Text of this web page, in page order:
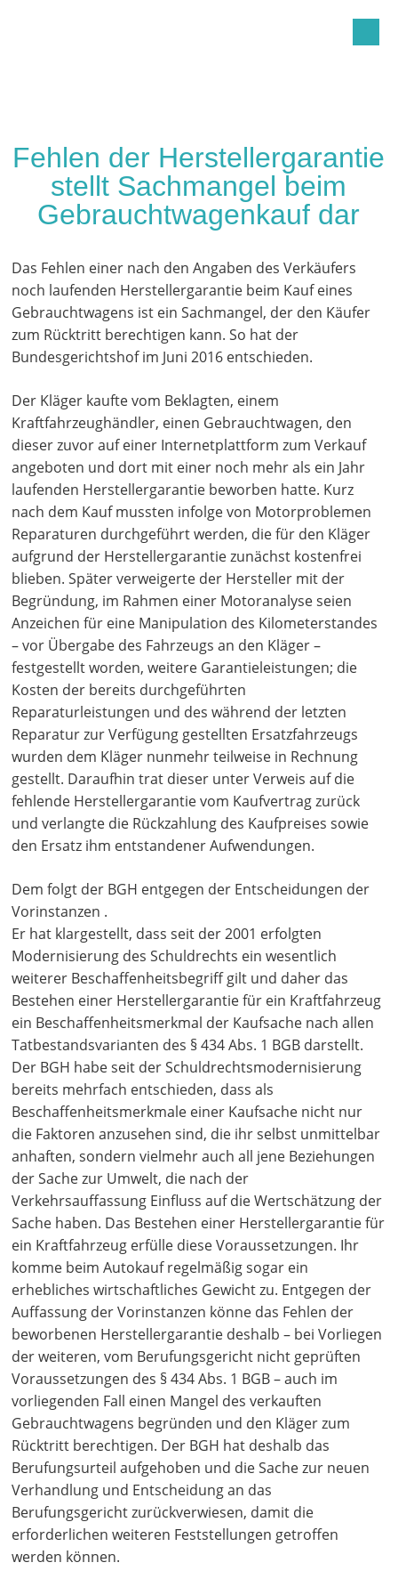
Fehlen der Herstellergarantie
stellt Sachmangel beim
Gebrauchtwagenkauf dar
Das Fehlen einer nach den Angaben des Verkäufers
noch laufenden Herstellergarantie beim Kauf eines
Gebrauchtwagens ist ein Sachmangel, der den Käufer
zum Rücktritt berechtigen kann. So hat der
Bundesgerichtshof im Juni 2016 entschieden.
Der Kläger kaufte vom Beklagten, einem
Kraftfahrzeughändler, einen Gebrauchtwagen, den
dieser zuvor auf einer Internetplattform zum Verkauf
angeboten und dort mit einer noch mehr als ein Jahr
laufenden Herstellergarantie beworben hatte. Kurz
nach dem Kauf mussten infolge von Motorproblemen
Reparaturen durchgeführt werden, die für den Kläger
aufgrund der Herstellergarantie zunächst kostenfrei
blieben. Später verweigerte der Hersteller mit der
Begründung, im Rahmen einer Motoranalyse seien
Anzeichen für eine Manipulation des Kilometerstandes
– vor Übergabe des Fahrzeugs an den Kläger –
festgestellt worden, weitere Garantieleistungen; die
Kosten der bereits durchgeführten
Reparaturleistungen und des während der letzten
Reparatur zur Verfügung gestellten Ersatzfahrzeugs
wurden dem Kläger nunmehr teilweise in Rechnung
gestellt. Daraufhin trat dieser unter Verweis auf die
fehlende Herstellergarantie vom Kaufvertrag zurück
und verlangte die Rückzahlung des Kaufpreises sowie
den Ersatz ihm entstandener Aufwendungen.
Dem folgt der BGH entgegen der Entscheidungen der
Vorinstanzen .
Er hat klargestellt, dass seit der 2001 erfolgten
Modernisierung des Schuldrechts ein wesentlich
weiterer Beschaffenheitsbegriff gilt und daher das
Bestehen einer Herstellergarantie für ein Kraftfahrzeug
ein Beschaffenheitsmerkmal der Kaufsache nach allen
Tatbestandsvarianten des § 434 Abs. 1 BGB darstellt.
Der BGH habe seit der Schuldrechtsmodernisierung
bereits mehrfach entschieden, dass als
Beschaffenheitsmerkmale einer Kaufsache nicht nur
die Faktoren anzusehen sind, die ihr selbst unmittelbar
anhaften, sondern vielmehr auch all jene Beziehungen
der Sache zur Umwelt, die nach der
Verkehrsauffassung Einfluss auf die Wertschätzung der
Sache haben. Das Bestehen einer Herstellergarantie für
ein Kraftfahrzeug erfülle diese Voraussetzungen. Ihr
komme beim Autokauf regelmäßig sogar ein
erhebliches wirtschaftliches Gewicht zu. Entgegen der
Auffassung der Vorinstanzen könne das Fehlen der
beworbenen Herstellergarantie deshalb – bei Vorliegen
der weiteren, vom Berufungsgericht nicht geprüften
Voraussetzungen des § 434 Abs. 1 BGB – auch im
vorliegenden Fall einen Mangel des verkauften
Gebrauchtwagens begründen und den Kläger zum
Rücktritt berechtigen. Der BGH hat deshalb das
Berufungsurteil aufgehoben und die Sache zur neuen
Verhandlung und Entscheidung an das
Berufungsgericht zurückverwiesen, damit die
erforderlichen weiteren Feststellungen getroffen
werden können.